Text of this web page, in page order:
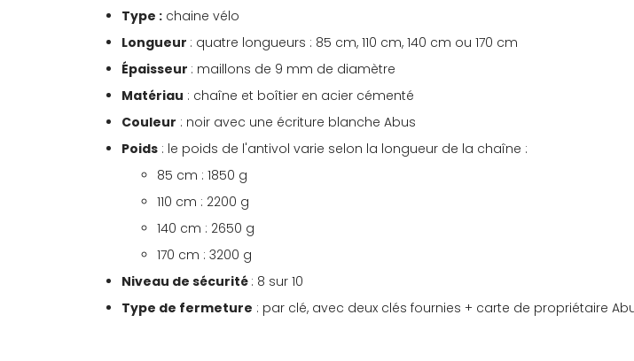
Type : chaine vélo
Longueur : quatre longueurs : 85 cm, 110 cm, 140 cm ou 170 cm
Épaisseur : maillons de 9 mm de diamètre
Matériau : chaîne et boîtier en acier cémenté
Couleur : noir avec une écriture blanche Abus
Poids : le poids de l'antivol varie selon la longueur de la chaîne :
85 cm : 1850 g
110 cm : 2200 g
140 cm : 2650 g
170 cm : 3200 g
Niveau de sécurité : 8 sur 10
Type de fermeture : par clé, avec deux clés fournies + carte de propriétaire